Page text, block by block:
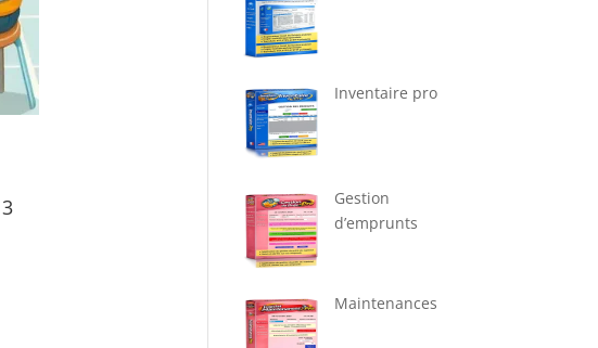
Inventaire pro
Gestion
d’emprunts
Maintenances